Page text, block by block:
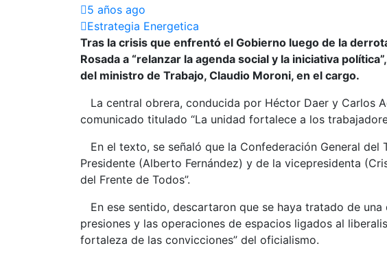
5 años ago
Estrategia Energetica
Tras la crisis que enfrentó el Gobierno luego de la
Rosada a “relanzar la agenda social y la iniciativa
del ministro de Trabajo, Claudio Moroni, en el cargo.
La central obrera, conducida por Héctor Daer y Carlos
comunicado titulado “La unidad fortalece a los
En el texto, se señaló que la Confederación General del
Presidente (Alberto Fernández) y de la vicepresidenta
del Frente de Todos”.
En ese sentido, descartaron que se haya tratado de
presiones y las operaciones de espacios ligados al
fortaleza de las convicciones” del oficialismo.